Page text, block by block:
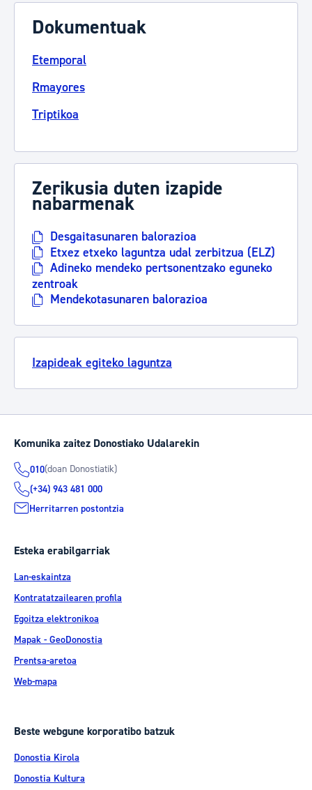
Dokumentuak
Etemporal
Rmayores
Triptikoa
Zerikusia duten izapide
nabarmenak
Desgaitasunaren balorazioa
Etxez etxeko laguntza udal zerbitzua (ELZ)
Adineko mendeko pertsonentzako eguneko
zentroak
Mendekotasunaren balorazioa
Izapideak egiteko laguntza
Komunika zaitez Donostiako Udalarekin
010(doan Donostiatik)
(+34) 943 481 000
Herritarren postontzia
Esteka erabilgarriak
Lan-eskaintza
Kontratatzailearen profila
Egoitza elektronikoa
Mapak - GeoDonostia
Prentsa-aretoa
Web-mapa
Beste webgune korporatibo batzuk
Donostia Kirola
Donostia Kultura